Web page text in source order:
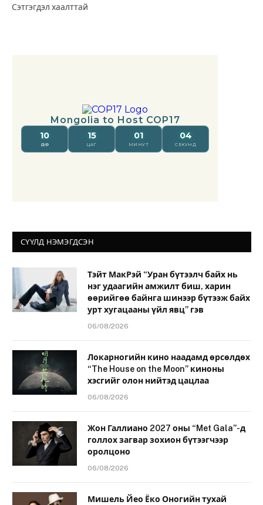
Сэтгэгдэл хаалттай
СҮҮЛД НЭМЭГДСЭН
Тэйт МакРэй “Уран бүтээлч байх нь
нэг удаагийн амжилт биш, харин
өөрийгөө байнга шинээр бүтээж байх
урт хугацааны үйл явц” гэв
06/08/2026
Локарногийн кино наадамд өрсөлдөх
“The House on the Moon” киноны
хэсгийг олон нийтэд цацлаа
06/08/2026
Жон Галлиано 2027 оны “Met Gala”-д
голлох загвар зохион бүтээгчээр
оролцоно
06/08/2026
Мишель Йео Ёко Оногийн тухай